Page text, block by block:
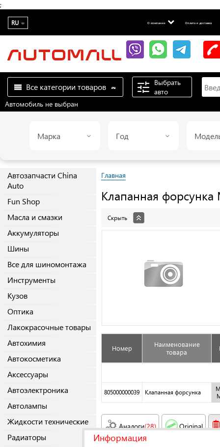
;
RU О компании Оплата и доставка
Все категории товаров
Выбрать
авто
Автомобиль не выбран
Марка Год
Автозапчасти China
Auto
Fun Shop
Масла и смазки
Аккумуляторы
Шины
Все для шиномонтажа
Инструменты
Кузов
Оптика
Лакокрасочные товары
Автохимия
Автокосметика
Аксессуары
Автоэлектроника
Автолампы
Жидкости технические
Радиаторы
Главная
Клапанная форсунка
Скрыть
Номер
Наименование
товара
805000000039 Клапанная форсунка
Аналоги(28) Original
Информация